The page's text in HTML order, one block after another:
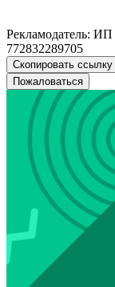
Рекламодатель:
772832289705
Скопировать ссылку
Пожаловаться